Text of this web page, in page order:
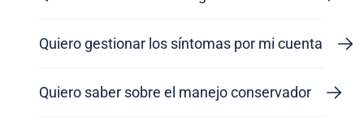
Quiero gestionar los síntomas por mi cuenta
Quiero saber sobre el manejo conservador